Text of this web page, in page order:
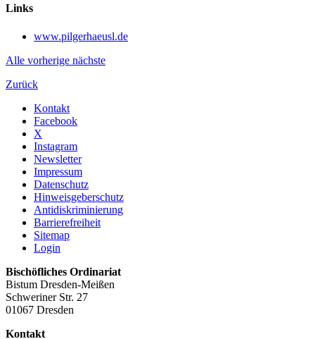
Links
www.pilgerhaeusl.de
Alle vorherige nächste
Zurück
Kontakt
Facebook
X
Instagram
Newsletter
Impressum
Datenschutz
Hinweisgeberschutz
Antidiskriminierung
Barrierefreiheit
Sitemap
Login
Bischöfliches Ordinariat
Bistum Dresden-Meißen
Schweriner Str. 27
01067 Dresden
Kontakt